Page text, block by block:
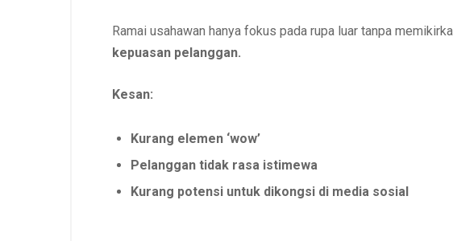
Ramai usahawan hanya fokus pada rupa luar tanpa
kepuasan pelanggan.
Kesan:
Kurang elemen ‘wow’
Pelanggan tidak rasa istimewa
Kurang potensi untuk dikongsi di media sosial